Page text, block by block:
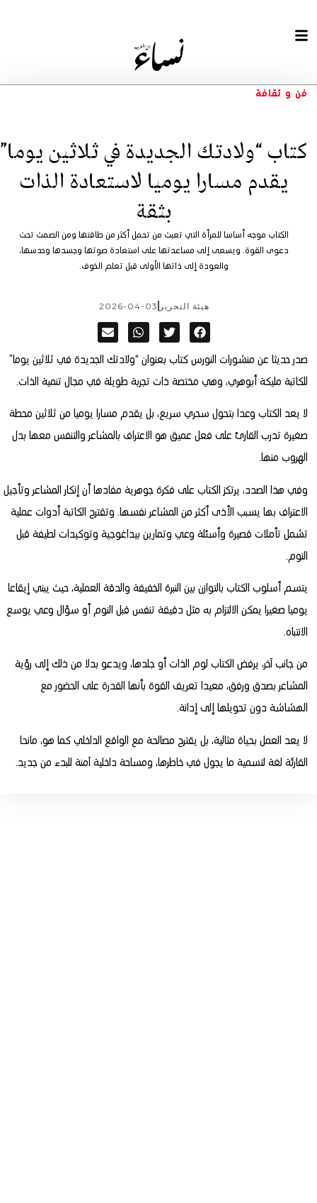
فن و ثقافة
كتاب “ولادتك الجديدة في ثلاثين يوما”
يقدم مسارا يوميا لاستعادة الذات
بثقة
الكتاب موجه أساسا للمرأة التي تعبت من تحمل أكثر من طاقتها ومن الصمت تحت
دعوى القوة. ويسعى إلى مساعدتها على استعادة صوتها وجسدها وحدسها،
والعودة إلى ذاتها الأولى قبل تعلم الخوف.
هيئة التحرير 2026-04-03
صدر حديثا عن منشورات النورس كتاب بعنوان “ولادتك الجديدة في ثلاثين يوما”
للكاتبة مليكة أبوهري، وهي مختصة ذات تجربة طويلة في مجال تنمية الذات.
لا يعد الكتاب وعدا بتحول سحري سريع، بل يقدم مسارا يوميا من ثلاثين محطة
صغيرة تدرب القارئ على فعل عميق هو الاعتراف بالمشاعر والتنفس معها بدل
الهروب منها.
وفي هذا الصدد، يرتكز الكتاب على فكرة جوهرية مفادها أن إنكار المشاعر وتأجيل
الاعتراف بها يسبب الأذى أكثر من المشاعر نفسها. وتقترح الكاتبة أدوات عملية
تشمل تأملات قصيرة وأسئلة وعي وتمارين بيداغوجية وتوكيدات لطيفة قبل
النوم.
يتسم أسلوب الكتاب بالتوازن بين النبرة الخفيفة والدقة العملية، حيث يبني إيقاعا
يوميا صغيرا يمكن الالتزام به مثل دقيقة تنفس قبل النوم أو سؤال وعي يوسع
الانتباه.
من جانب آخر، يرفض الكتاب لوم الذات أو جلدها، ويدعو بدلا من ذلك إلى رؤية
المشاعر بصدق ورفق، معيدا تعريف القوة بأنها القدرة على الحضور مع
الهشاشة دون تحويلها إلى إدانة.
لا يعد العمل بحياة مثالية، بل يقترح مصالحة مع الواقع الداخلي كما هو، مانحا
القارئة لغة لتسمية ما يجول في خاطرها، ومساحة داخلية آمنة للبدء من جديد.